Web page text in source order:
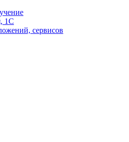
1С
сервисов